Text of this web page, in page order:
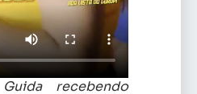
recebendo